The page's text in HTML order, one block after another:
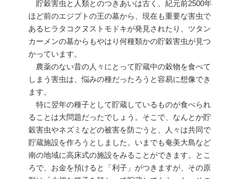
貯穀害虫と人類とのつきあいは古く、紀元前2500年
ほど前のエジプトの王の墓から、現在も重要な害虫で
あるヒラタコクヌストモドキが発見されたり、ツタン
カーメンの墓からもやはり何種類かの貯穀害虫が見つ
かっています。
農薬のない昔の人々にとって貯蔵中の穀物を食べて
しまう害虫は、悩みの種だったろうと容易に想像でき
ます。
特に翌年の種子として貯蔵しているものが食べられ
ることは大問題だったでしょう。そこで、なんとか貯
穀害虫やネズミなどの被害を防ごうと、人々は共同で
貯蔵施設を作ろうとしました。いまでも奄美大島など
南の地域に高床式の施設をみることができます。とこ
ろで、お金を預けると「利子」がつきますが、その原